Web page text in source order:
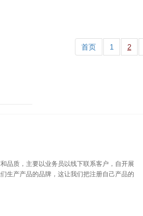
首页 1 2
品质，主要以业务员以线下联系客户，自开展
生产产品的品牌，这让我们把注册自己产品的